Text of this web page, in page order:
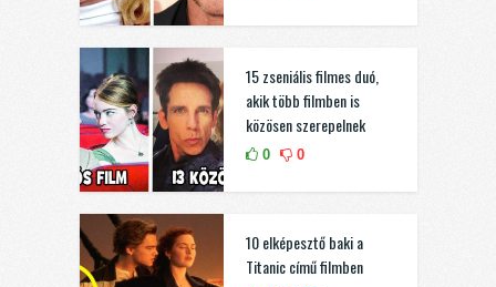
15 zseniális filmes duó,
akik több filmben is
közösen szerepelnek
0 0
10 elképesztő baki a
Titanic című filmben